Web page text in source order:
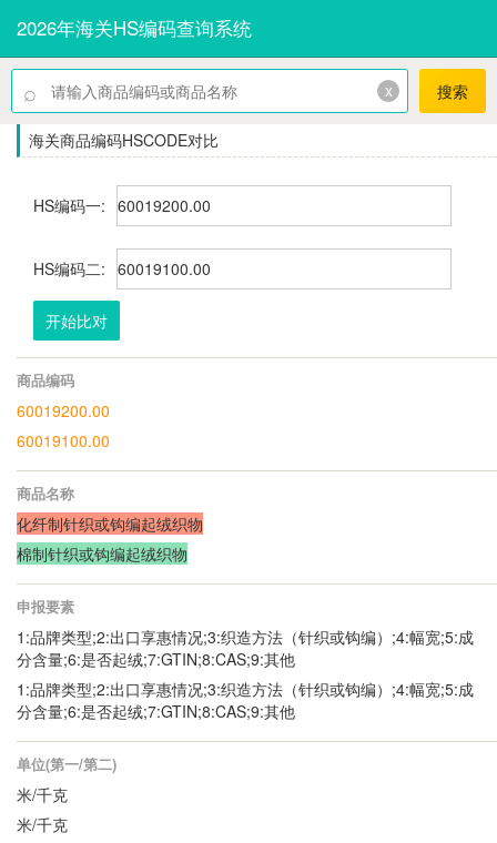
2026年海关HS编码查询系统
⌕ x 搜索
海关商品编码HSCODE对比
HS编码一:
HS编码二:
开始比对
商品编码
60019200.00
60019100.00
商品名称
化纤制针织或钩编起绒织物
棉制针织或钩编起绒织物
申报要素
1:品牌类型;2:出口享惠情况;3:织造方法（针织或钩编）;4:幅宽;5:成
分含量;6:是否起绒;7:GTIN;8:CAS;9:其他
1:品牌类型;2:出口享惠情况;3:织造方法（针织或钩编）;4:幅宽;5:成
分含量;6:是否起绒;7:GTIN;8:CAS;9:其他
单位(第一/第二)
米/千克
米/千克